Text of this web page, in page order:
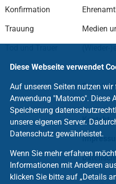
Konfirmation
Trauung Medien
Kirche
Soziale
Kontakt
Diese Webseite verwendet
Auf unseren Seiten nutzen
Anwendung "Matomo". Diese
Speicherung
unsere eigenen Server.
Datenschutz gewährleistet.
Wenn Sie mehr erfahren
Informationen mit Anderen
klicken Sie bitte auf „Details